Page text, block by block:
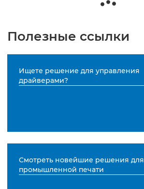
Полезные ссылки
Ищете решение для управления
драйверами?
Смотреть новейшие решения для
промышленной печати